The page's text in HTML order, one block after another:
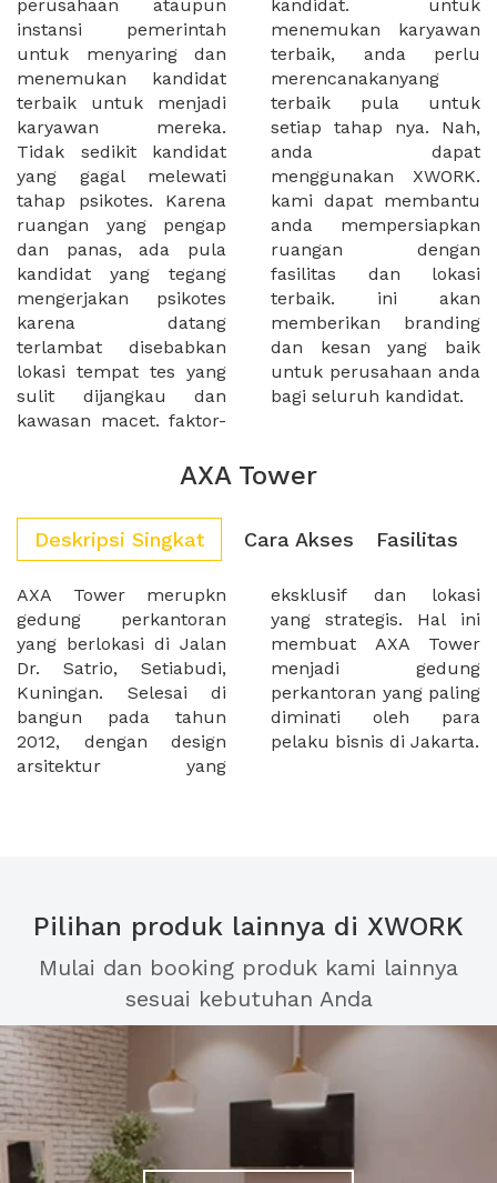
perusahaan ataupun
instansi pemerintah
untuk menyaring dan
menemukan kandidat
terbaik untuk menjadi
karyawan mereka.
Tidak sedikit kandidat
yang gagal melewati
tahap psikotes. Karena
ruangan yang pengap
dan panas, ada pula
kandidat yang tegang
mengerjakan psikotes
karena datang
terlambat disebabkan
lokasi tempat tes yang
sulit dijangkau dan
kawasan macet. faktor-
kandidat. untuk
menemukan karyawan
terbaik, anda perlu
merencanakanyang
terbaik pula untuk
setiap tahap nya. Nah,
anda dapat
menggunakan XWORK.
kami dapat membantu
anda mempersiapkan
ruangan dengan
fasilitas dan lokasi
terbaik. ini akan
memberikan branding
dan kesan yang baik
untuk perusahaan anda
bagi seluruh kandidat.
AXA Tower
Deskripsi Singkat Cara Akses Fasilitas
AXA Tower merupkn
gedung perkantoran
yang berlokasi di Jalan
Dr. Satrio, Setiabudi,
Kuningan. Selesai di
bangun pada tahun
2012, dengan design
arsitektur yang
eksklusif dan lokasi
yang strategis. Hal ini
membuat AXA Tower
menjadi gedung
perkantoran yang paling
diminati oleh para
pelaku bisnis di Jakarta.
Pilihan produk lainnya di XWORK
Mulai dan booking produk kami lainnya
sesuai kebutuhan Anda